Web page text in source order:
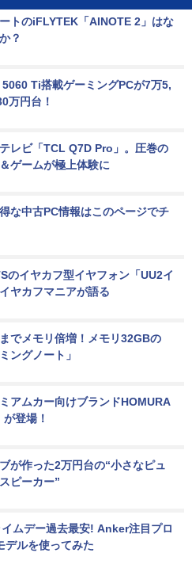
トのiFLYTEK「AINOTE 2」はな
？
Ti搭載ゲーミングPCが7万5,
万円台！
レビ「TCL Q7D Pro」。圧巻の
ゲームが極上体験に
な中古PC情報はこのページでチ
のイヤカフ型イヤフォン「UU2イ
ヤカフマニアが語る
でメモリ倍増！メモリ32GBの
ングノート」
アムカー向けブランドHOMURA
登場！
が作った2万円台の“小さなピュ
ピーカー”
ムデー過去最安! Anker注目プロ
デルを使ってみた